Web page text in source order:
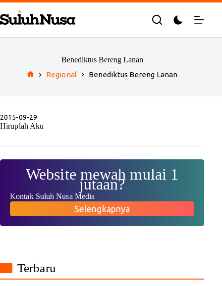
Skip
to
content
Benediktus Bereng Lanan
Regional Benediktus Bereng Lanan
2015-09-29
Hiruplah Aku
Website mewah mulai 1
jutaan?
Kontak Suluh Nusa Media
Selengkapnya
Terbaru